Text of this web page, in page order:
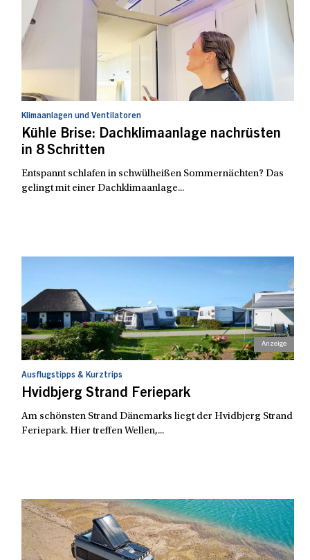
Klimaanlagen und Ventilatoren
Kühle Brise: Dachklimaanlage nachrüsten
in 8 Schritten
Entspannt schlafen in schwülheißen Sommernächten? Das
gelingt mit einer Dachklimaanlage...
Ausflugstipps & Kurztrips
Hvidbjerg Strand Feriepark
Am schönsten Strand Dänemarks liegt der Hvidbjerg Strand
Feriepark. Hier treffen Wellen,...